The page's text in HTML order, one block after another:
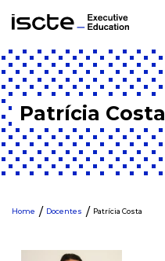
Patrícia Costa
Home Docentes Patrícia Costa